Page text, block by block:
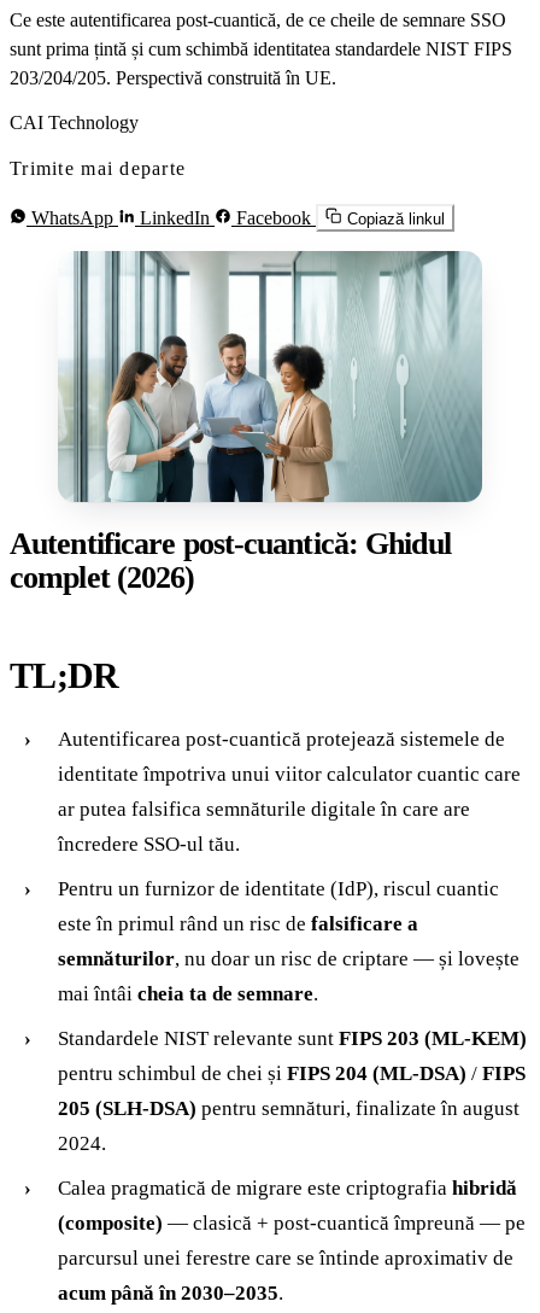
Ce este autentificarea post-cuantică, de ce cheile de semnare SSO
sunt prima țintă și cum schimbă identitatea standardele NIST FIPS
203/204/205. Perspectivă construită în UE.
CAI Technology
Trimite mai departe
WhatsApp LinkedIn Facebook Copiază linkul
Autentificare post-cuantică: Ghidul
complet (2026)
TL;DR
Autentificarea post-cuantică protejează sistemele de
identitate împotriva unui viitor calculator cuantic care
ar putea falsifica semnăturile digitale în care are
încredere SSO-ul tău.
Pentru un furnizor de identitate (IdP), riscul cuantic
este în primul rând un risc de falsificare a
semnăturilor, nu doar un risc de criptare — și lovește
mai întâi cheia ta de semnare.
Standardele NIST relevante sunt FIPS 203 (ML-KEM)
pentru schimbul de chei și FIPS 204 (ML-DSA) / FIPS
205 (SLH-DSA) pentru semnături, finalizate în august
2024.
Calea pragmatică de migrare este criptografia hibridă
(composite) — clasică + post-cuantică împreună — pe
parcursul unei ferestre care se întinde aproximativ de
acum până în 2030–2035.